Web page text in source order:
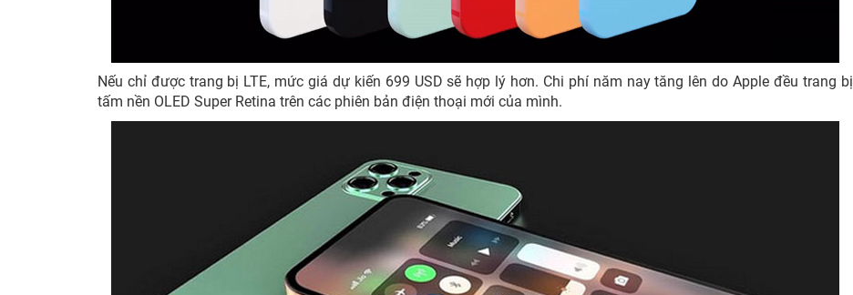
Nếu chỉ được trang bị LTE, mức giá dự kiến 699 USD sẽ hợp lý hơn. Chi phí năm nay tăng lên do Apple đều trang bị
tấm nền OLED Super Retina trên các phiên bản điện thoại mới của mình.